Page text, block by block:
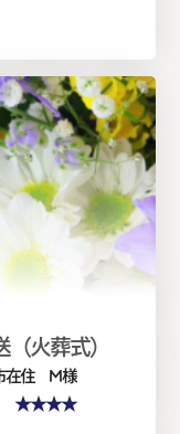
火葬式）
在住 M 様
★★★★